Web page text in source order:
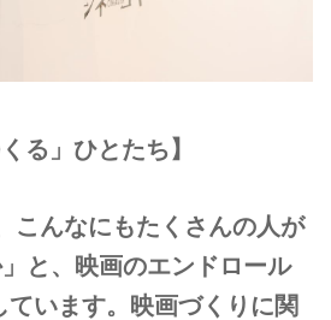
る」ひとたち】
こんなにもたくさんの人が
と、映画のエンドロール
ています。映画づくりに関